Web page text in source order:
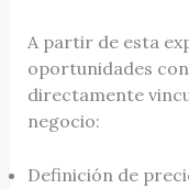
A partir de esta
oportunidades
directamente
negocio:
Definición de